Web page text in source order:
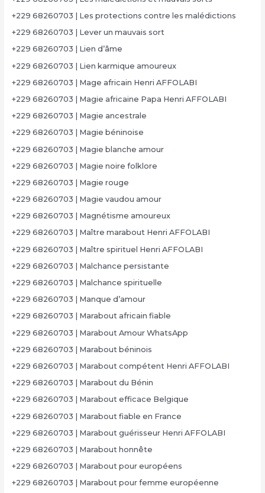
+229 68260703 | Les protections contre les malédictions
+229 68260703 | Lever un mauvais sort
+229 68260703 | Lien d’âme
+229 68260703 | Lien karmique amoureux
+229 68260703 | Mage africain Henri AFFOLABI
+229 68260703 | Magie africaine Papa Henri AFFOLABI
+229 68260703 | Magie ancestrale
+229 68260703 | Magie béninoise
+229 68260703 | Magie blanche amour
+229 68260703 | Magie noire folklore
+229 68260703 | Magie rouge
+229 68260703 | Magie vaudou amour
+229 68260703 | Magnétisme amoureux
+229 68260703 | Maître marabout Henri AFFOLABI
+229 68260703 | Maître spirituel Henri AFFOLABI
+229 68260703 | Malchance persistante
+229 68260703 | Malchance spirituelle
+229 68260703 | Manque d’amour
+229 68260703 | Marabout africain fiable
+229 68260703 | Marabout Amour WhatsApp
+229 68260703 | Marabout béninois
+229 68260703 | Marabout compétent Henri AFFOLABI
+229 68260703 | Marabout du Bénin
+229 68260703 | Marabout efficace Belgique
+229 68260703 | Marabout fiable en France
+229 68260703 | Marabout guérisseur Henri AFFOLABI
+229 68260703 | Marabout honnête
+229 68260703 | Marabout pour européens
+229 68260703 | Marabout pour femme européenne